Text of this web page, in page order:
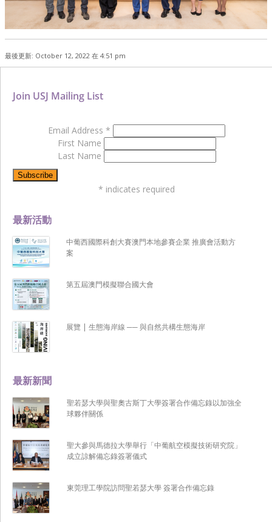
最後更新: October 12, 2022 在 4:51 pm
最新新聞
聖若瑟大學與聖奧古斯丁大學簽署合作備忘錄以加強全
球夥伴關係
聖大參與馬德拉大學舉行「中葡航空模擬技術研究院」
成立諒解備忘錄簽署儀式
東莞理工學院訪問聖若瑟大學 簽署合作備忘錄
最新活動
中葡西國際科創大賽澳門本地參賽企業 推廣會活動方
案
第五屆澳門模擬聯合國大會
展覽 | 生態海岸線 ── 與自然共構生態海岸
Join USJ Mailing List
Email Address *
First Name
Last Name
* indicates required